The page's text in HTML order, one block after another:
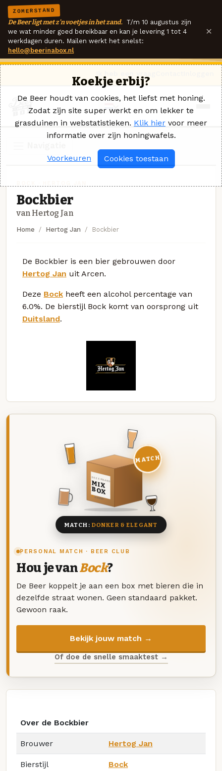
ZOMERSTAND
De Beer ligt met z'n voetjes in het zand. T/m 10 augustus zijn
we wat minder goed bereikbaar en kan je levering 1 tot 4
werkdagen duren. Mailen werkt het snelst:
hello@beerinabox.nl
×
Bockbier
van Hertog Jan
Home Hertog Jan Bockbier
De Bockbier is een bier gebrouwen door
Hertog Jan uit Arcen.
Deze Bock heeft een alcohol percentage van
6.0%. De bierstijl Bock komt van oorsprong uit
Duitsland.
PERSONAL MATCH · BEER CLUB
Hou je vanBock?
De Beer koppelt je aan een box met bieren die in
dezelfde straat wonen. Geen standaard pakket.
Gewoon raak.
Bekijk jouw match →
Of doe de snelle smaaktest →
DEZE MAAND
MIX
BOX
8 BIEREN
MATCH
MATCH: DONKER & ELEGANT
Over de Bockbier
Brouwer Hertog Jan
Bierstijl Bock
Koekje erbij?
De Beer houdt van cookies, het liefst met honing.
Zodat zijn site super werkt en om lekker te
grasduinen in webstatistieken. Klik hier voor meer
informatie over zijn honingwafels.
Voorkeuren Cookies toestaan